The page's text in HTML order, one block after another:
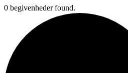
0 begivenheder found.